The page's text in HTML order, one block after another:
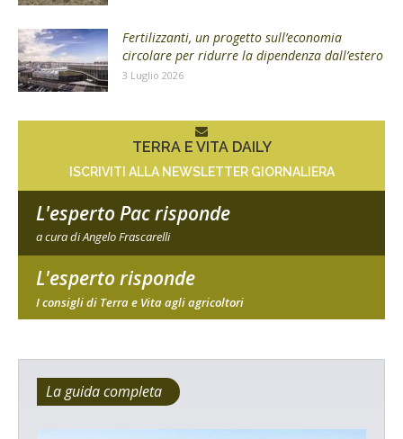
Fertilizzanti, un progetto sull’economia
circolare per ridurre la dipendenza dall’estero
3 Luglio 2026
TERRA E VITA DAILY
ISCRIVITI ALLA NEWSLETTER GIORNALIERA
L'esperto Pac risponde
a cura di Angelo Frascarelli
L'esperto risponde
I consigli di Terra e Vita agli agricoltori
La guida completa